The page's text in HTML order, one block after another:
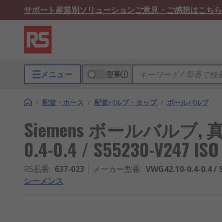
サポート産業別ソリューションご意見・ご感想はこちら
メニュー 型番
/ 配管・ホース / 配管バルブ・タップ / ボールバルブ
Siemens ボールバルブ,
0.4-0.4 / S55230-V247
RS品番: 637-023 メーカー型番: VWG42.10-0.4-0.4 /
シーメンス